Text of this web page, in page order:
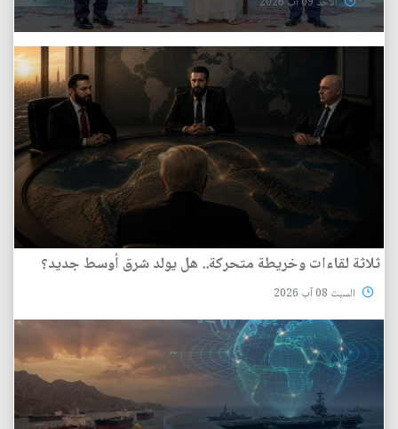
ثلاثة لقاءات وخريطة متحركة.. هل يولد شرق أوسط جديد؟
السبت 08 آب 2026